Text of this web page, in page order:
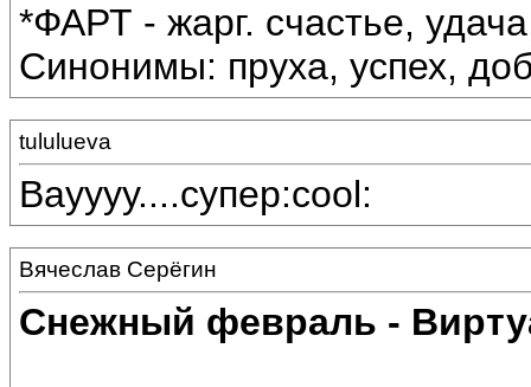
*ФАРТ - жарг. счастье,
Синонимы: пруха, успех,
tululueva
Вауууу....супер:cool:
Вячеслав Серёгин
Снежный февраль -